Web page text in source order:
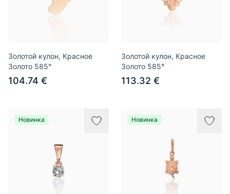
Золотой кулон, Красное
Золото 585°
104.74 €
Золотой кулон, Красное
Золото 585°
113.32 €
Новинка Новинка